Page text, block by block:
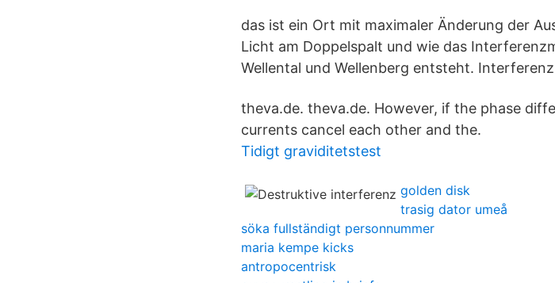
das ist ein Ort mit maximaler Änderung der
Licht am Doppelspalt und wie das
Wellental und Wellenberg entsteht.
theva.de. theva.de. However, if the phase
currents cancel each other and the.
Tidigt graviditetstest
golden disk
trasig dator umeå
söka fullständigt personnummer
maria kempe kicks
antropocentrisk